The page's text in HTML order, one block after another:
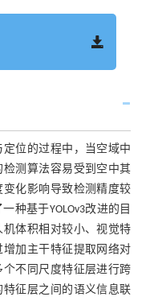
位的过程中，当空域中
测算法容易受到空中其
化影响导致检测精度较
种基于YOLOv3改进的目
体积相对较小、视觉特
加主干特征提取网络对
不同尺度特征层进行跨
征层之间的语义信息联